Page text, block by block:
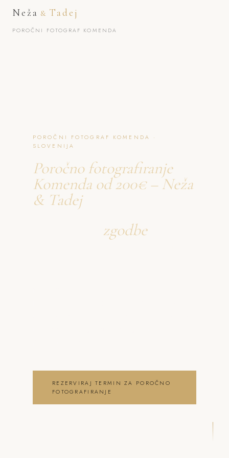
Neža & Tadej
POROČNI FOTOGRAF KOMENDA
POROČNI FOTOGRAF KOMENDA ·
SLOVENIJA
Poročno fotografiranje
Komenda od 200€ – Neža
& Tadej
zgodbe
o poročno fotografiranje
REZERVIRAJ TERMIN ZA POROČNO
FOTOGRAFIRANJE